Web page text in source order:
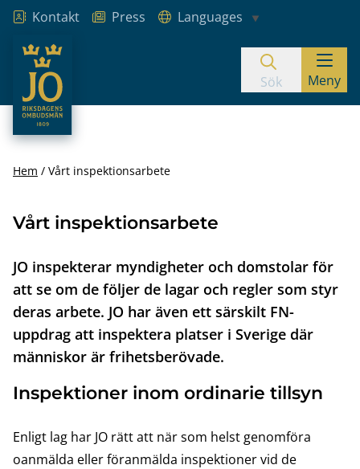
Hoppa till innehåll
Kontakt Press
Languages
JO – Riksdagens Ombudsmän
Sök Meny
Hem Vårt inspektionsarbete
Vårt inspektionsarbete
JO inspekterar myndigheter och domstolar för
att se om de följer de lagar och regler som styr
deras arbete. JO har även ett särskilt FN-
uppdrag att inspektera platser i Sverige där
människor är frihetsberövade.
Inspektioner inom ordinarie tillsyn
Enligt lag har JO rätt att när som helst genomföra
oanmälda eller föranmälda inspektioner vid de